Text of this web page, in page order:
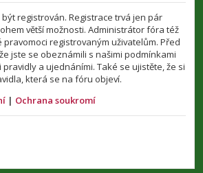
registrován. Registrace trvá jen pár
větší možnosti. Administrátor fóra též
registrovaným uživatelům. Před
jste se obeznámili s našimi podmínkami
a ujednáními. Také se ujistěte, že si
která se na fóru objeví.
| Ochrana soukromí